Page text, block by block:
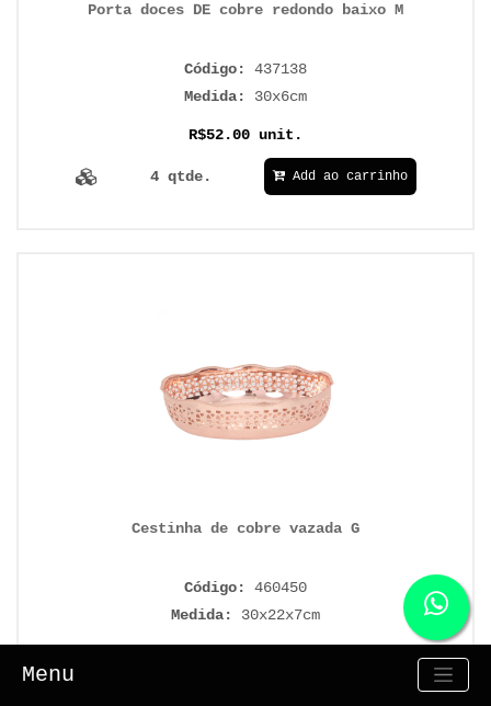
Menu
Porta doces DE cobre redondo baixo M
Código: 437138
Medida: 30x6cm
R$52.00 unit.
4 qtde. Add ao carrinho
Cestinha de cobre vazada G
Código: 460450
Medida: 30x22x7cm